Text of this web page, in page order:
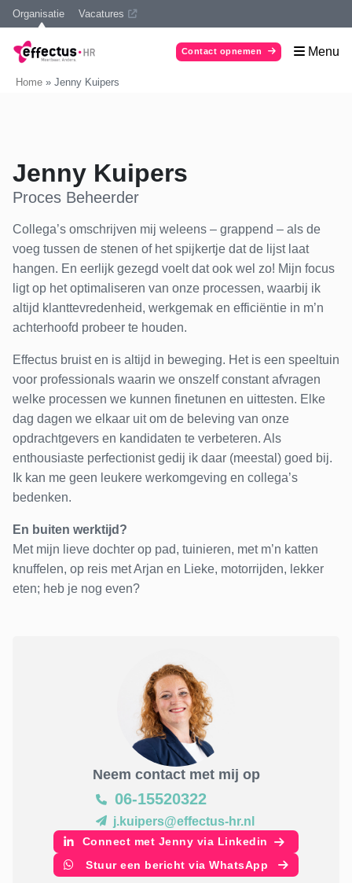
Organisatie Vacatures
Contact opnemen Menu
Home » Jenny Kuipers
Jenny Kuipers
Proces Beheerder
Collega’s omschrijven mij weleens – grappend – als de
voeg tussen de stenen of het spijkertje dat de lijst laat
hangen. En eerlijk gezegd voelt dat ook wel zo! Mijn focus
ligt op het optimaliseren van onze processen, waarbij ik
altijd klanttevredenheid, werkgemak en efficiëntie in m’n
achterhoofd probeer te houden.
Effectus bruist en is altijd in beweging. Het is een speeltuin
voor professionals waarin we onszelf constant afvragen
welke processen we kunnen finetunen en uittesten. Elke
dag dagen we elkaar uit om de beleving van onze
opdrachtgevers en kandidaten te verbeteren. Als
enthousiaste perfectionist gedij ik daar (meestal) goed bij.
Ik kan me geen leukere werkomgeving en collega’s
bedenken.
En buiten werktijd?
Met mijn lieve dochter op pad, tuinieren, met m’n katten
knuffelen, op reis met Arjan en Lieke, motorrijden, lekker
eten; heb je nog even?
Neem contact met mij op
06-15520322
j.kuipers@effectus-hr.nl
Connect met Jenny via Linkedin
Stuur een bericht via WhatsApp